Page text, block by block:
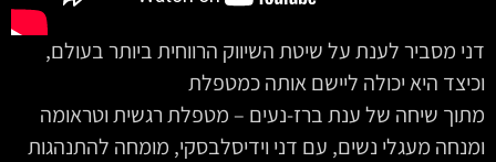
דני מסביר לענת על שיטת השיווק הרווחית ביותר בעולם,
וכיצד היא יכולה ליישם אותה כמטפלת
מתוך שיחה של ענת ברז-נעים – מטפלת רגשית וטראומה
ומנחה מעגלי נשים, עם דני וידיסלבסקי, מומחה להתנהגות